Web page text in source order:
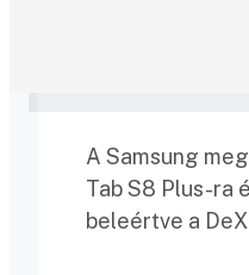
A Samsung
Tab S8 Plus-ra
beleértve a